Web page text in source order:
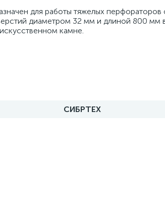
для работы тяжелых
диаметром 32 мм и длиной 800 мм
камне.
СИБРТЕХ